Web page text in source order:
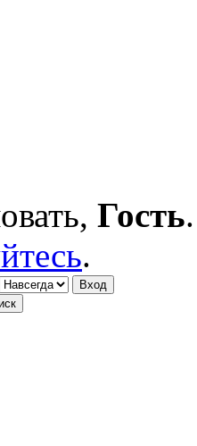
Гость
.